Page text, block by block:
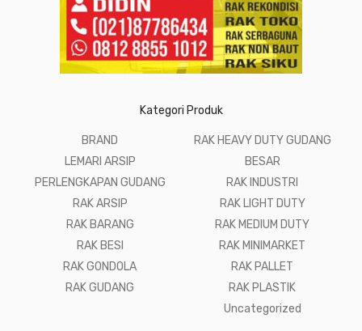
Kategori Produk
BRAND
LEMARI ARSIP
PERLENGKAPAN GUDANG
RAK ARSIP
RAK BARANG
RAK BESI
RAK GONDOLA
RAK GUDANG
RAK HEAVY DUTY GUDANG
BESAR
RAK INDUSTRI
RAK LIGHT DUTY
RAK MEDIUM DUTY
RAK MINIMARKET
RAK PALLET
RAK PLASTIK
Uncategorized